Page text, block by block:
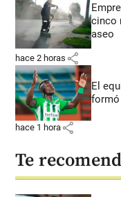
cinco
aseo
hace 2 horas share
El
hace 1 hora share
Te